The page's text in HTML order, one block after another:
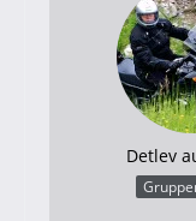
Detlev